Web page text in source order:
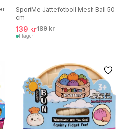
SportMe Jättefotboll Mesh Ball 50
cm
139 kr189 kr
I lager